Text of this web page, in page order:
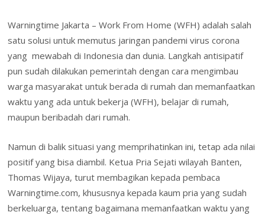
b
o
o
k
er e
dI
n
e
st
s
A
p
p
l o
o
l
ai
l
t tF
ri
e
n
dl
y
ar
e
Warningtime Jakarta – Work From Home (WFH) adalah salah
satu solusi untuk memutus jaringan pandemi virus corona
yang mewabah di Indonesia dan dunia. Langkah antisipatif
pun sudah dilakukan pemerintah dengan cara mengimbau
warga masyarakat untuk berada di rumah dan memanfaatkan
waktu yang ada untuk bekerja (WFH), belajar di rumah,
maupun beribadah dari rumah.
Namun di balik situasi yang memprihatinkan ini, tetap ada nilai
positif yang bisa diambil. Ketua Pria Sejati wilayah Banten,
Thomas Wijaya, turut membagikan kepada pembaca
Warningtime.com, khususnya kepada kaum pria yang sudah
berkeluarga, tentang bagaimana memanfaatkan waktu yang